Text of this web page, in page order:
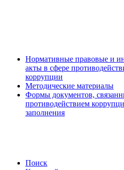
Нормативные правовые и
акты в сфере
коррупции
Методические материалы
Формы документов,
противодействием
заполнения
Поиск